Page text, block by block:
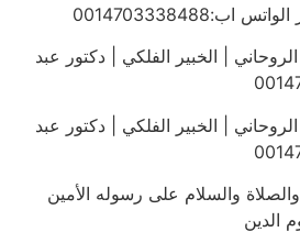
| الخبير الفلكي | دكتور عبد
| الخبير الفلكي | دكتور عبد
والسلام على رسوله الأمين
الدين